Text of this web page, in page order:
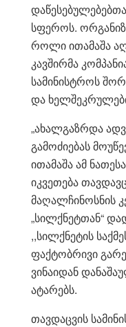
სფეროს.
როლი ითამაშა
კავშირმა
სამინისტროს
და
„ახალგაზრდა
გამოძიებას
ითამაშა ამ
იკვეთება
მაღალჩინოსნის
„სილქნეტთან“
,,სილქნეტის
ფაქტობრივი
ვინაიდან
ატარებს.
თავდაცვის